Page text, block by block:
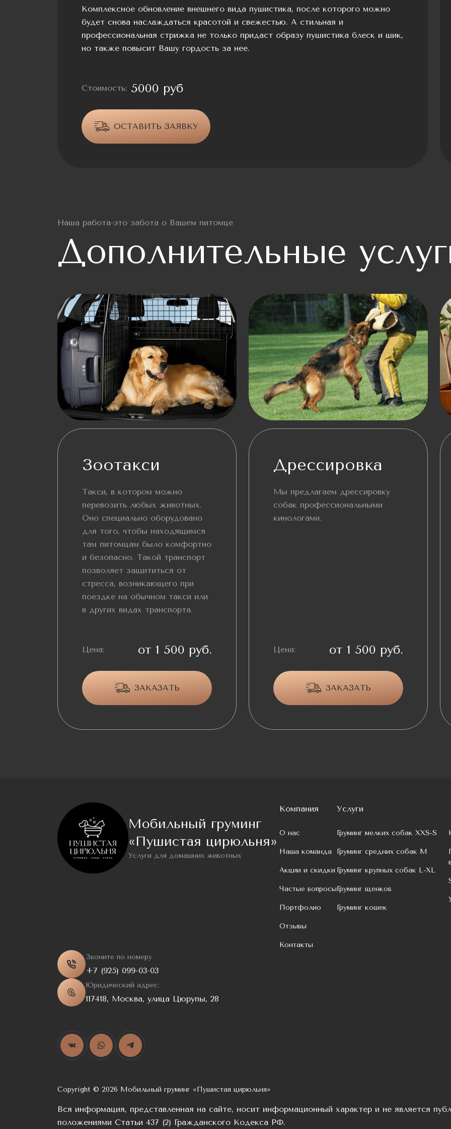
Комплексное обновление внешнего вида пушистика, после которого можно
будет снова наслаждаться красотой и свежестью. А стильная и
профессиональная стрижка не только придаст образу пушистика блеск и шик,
но также повысит Вашу гордость за нее.
Стоимость: 5000 руб
ОСТАВИТЬ ЗАЯВКУ
Наша работа-это забота о Вашем питомце
Дополнительные
Зоотакси
Такси, в котором можно
перевозить любых животных.
Оно специально оборудовано
для того, чтобы находящимся
там питомцам было комфортно
и безопасно. Такой транспорт
позволяет защититься от
стресса, возникающего при
поездке на обычном такси или
в других видах транспорта.
Цена: от 1 500 руб.
ЗАКАЗАТЬ
Дрессировка
Мы предлагаем дрессировку
собак профессиональными
кинологами.
Цена: от 1 500 руб.
ЗАКАЗАТЬ
Мобильный груминг
«Пушистая цирюльня»
Услуги для домашних животных
Компания
О нас
Наша команда
Акции и скидки
Частые вопросы
Портфолио
Отзывы
Контакты
Услуги
Груминг мелких собак XXS-S
Груминг средних собак M
Груминг крупных собак L-XL
Груминг щенков
Груминг кошек
Звоните по номеру
+7 (925) 099-03-03
Юридический адрес:
117418, Москва, улица Цюрупы, 28
Copyright © 2026 Мобильный груминг «Пушистая цирюльня»
Вся информация, представленная на сайте, носит информационный характер и не является
положениями Статьи 437 (2) Гражданского Кодекса РФ.